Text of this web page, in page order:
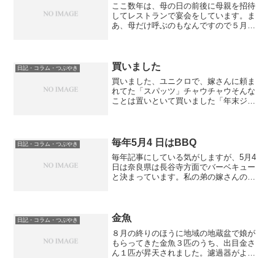
ここ数年は、母の日の前後に母親を招待
してレストランで宴会をしています。ま
あ、母だけ呼ぶのもなんですので５月が
含め５人きょうだい。この...
日記・コラム・つぶやき 買いました
買いました、ユニクロで、嫁さんに頼ま
れてた「スパッツ」チャウチャウそんな
ことは置いといて買いました「年末ジャ
る。はっははユニクロにも...
日記・コラム・つぶやき 毎年5月4 日はBBQ
毎年記事にしている気がしますが、5月4
日は奈良県は長谷寺方面でバーベキュー
と決まっています。私の弟の嫁さんの妹
くらい連続してお呼ばれ...
日記・コラム・つぶやき 金魚
８月の終りのほうに地域の地蔵盆で娘が
もらってきた金魚３匹のうち、出目金さ
ん１匹が昇天されました。濾過器がよく